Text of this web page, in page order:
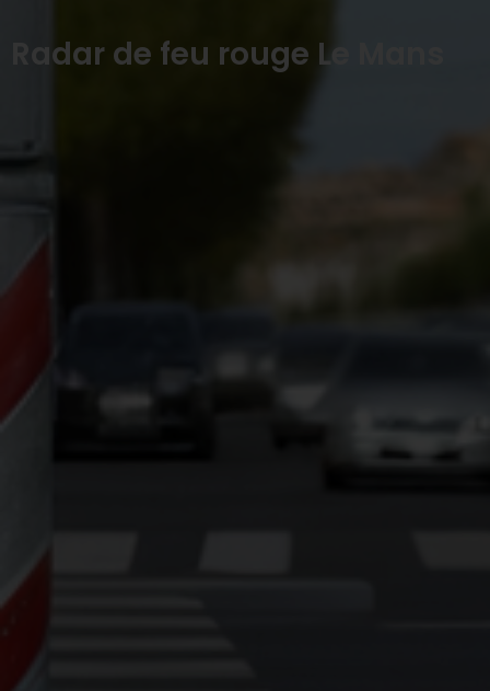
Radar de feu rouge Le Mans